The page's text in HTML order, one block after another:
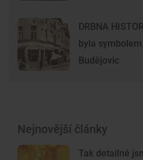
DRBNA
byla
Budějovic
Nejnovější články
Tak detailně